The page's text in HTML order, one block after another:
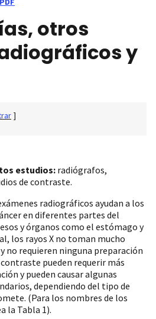
otros
y
]
estudios: radiógrafos,
de contraste.
radiográficos ayudan a los
en diferentes partes del
y órganos como el estómago y
los rayos X no toman mucho
no requieren ninguna preparación
pueden requerir más
y pueden causar algunas
dependiendo del tipo de
(Para los nombres de los
la Tabla 1).